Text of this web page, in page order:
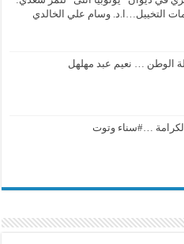
التخييل…ا.د. وسام علي الخالدي
الوطن … نعيم عبد مهلهل
…#سناء وتوت